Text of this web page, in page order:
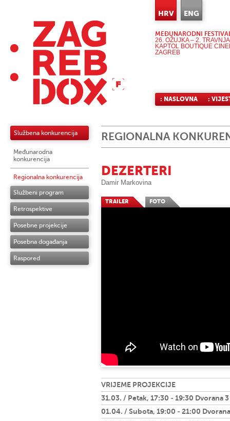
HRV ENG
MEĐUNARODNI
26. OŽUJKA – 2.
KAPTOL BOUTIQUE
ZAGREB
: NASLOVNA :
Službena konkurencija
Međunarodna
konkurencija
Regionalna konkurencija
Službeni program
Retrospektive
Posebne projekcije
Posebna događanja
Raspored
REGIONALNA
DEZERTERI
Damir Markovina
TRAILER FOTO
VRIJEME PROJEKCIJE
31.03. / Petak, 17:30 - 19:30 Dvorana 3
01.04. / Subota, 19:00 - 21:00